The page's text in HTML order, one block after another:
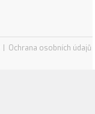
Ochrana osobních údajů